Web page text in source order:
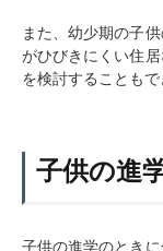
また、幼少期の子
がひびきにくい住
を検討することもで
子供の進
子供の進学のとき